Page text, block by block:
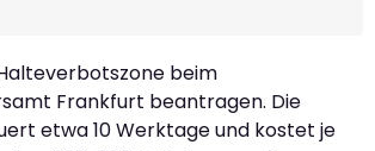
beim
Frankfurt beantragen. Die
etwa 10 Werktage und kostet je